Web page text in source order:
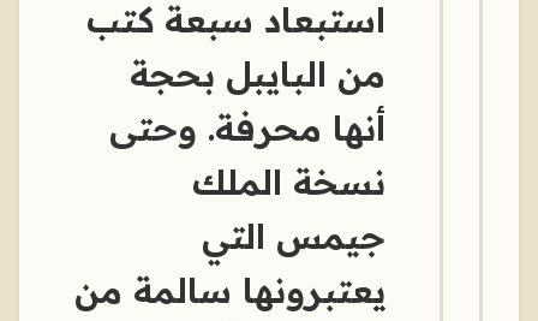
استبعاد سبعة كتب
من البايبل بحجة
أنها محرفة. وحتى
نسخة الملك
جيمس التي
يعتبرونها سالمة من